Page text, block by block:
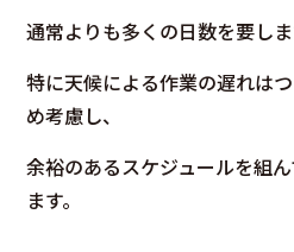
通常よりも多くの日数を要しま
特に天候による作業の遅れは
め考慮し、
余裕のあるスケジュールを組
ます。